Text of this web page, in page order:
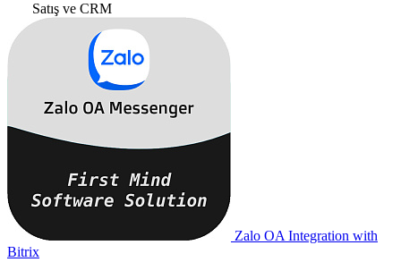
Satış ve CRM
Zalo OA Integration with
Bitrix